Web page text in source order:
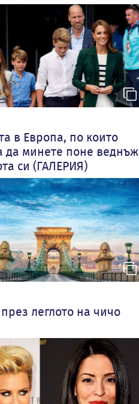
в Европа, по които
да минете поне веднъж
си (ГАЛЕРИЯ)
леглото на чичо